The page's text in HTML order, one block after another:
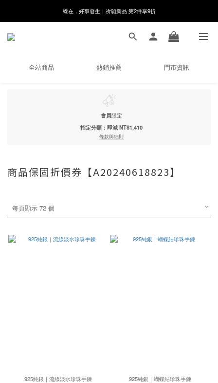
8月月初限定｜指定分類滿件88折！
8月月初限定｜指定分類滿件88折！
全站商品 熱銷推薦 門市資訊
會員限定
指定分類：即減 NT$1,410
條款與細則
商品保固折價券【A20240618823】
每頁顯示 72 個
925純銀｜流線淡水珍珠手鍊 925純銀｜蝴蝶結珍珠手鍊